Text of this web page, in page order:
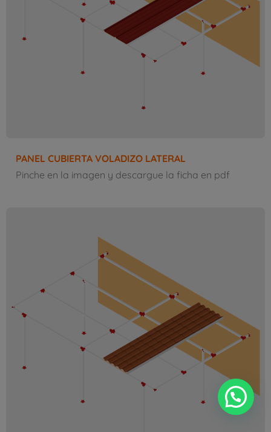
PANEL CUBIERTA VOLADIZO LATERAL
Pinche en la imagen y descargue la ficha en pdf